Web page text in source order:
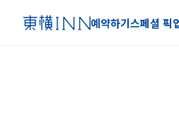
예약하기스페셜 픽